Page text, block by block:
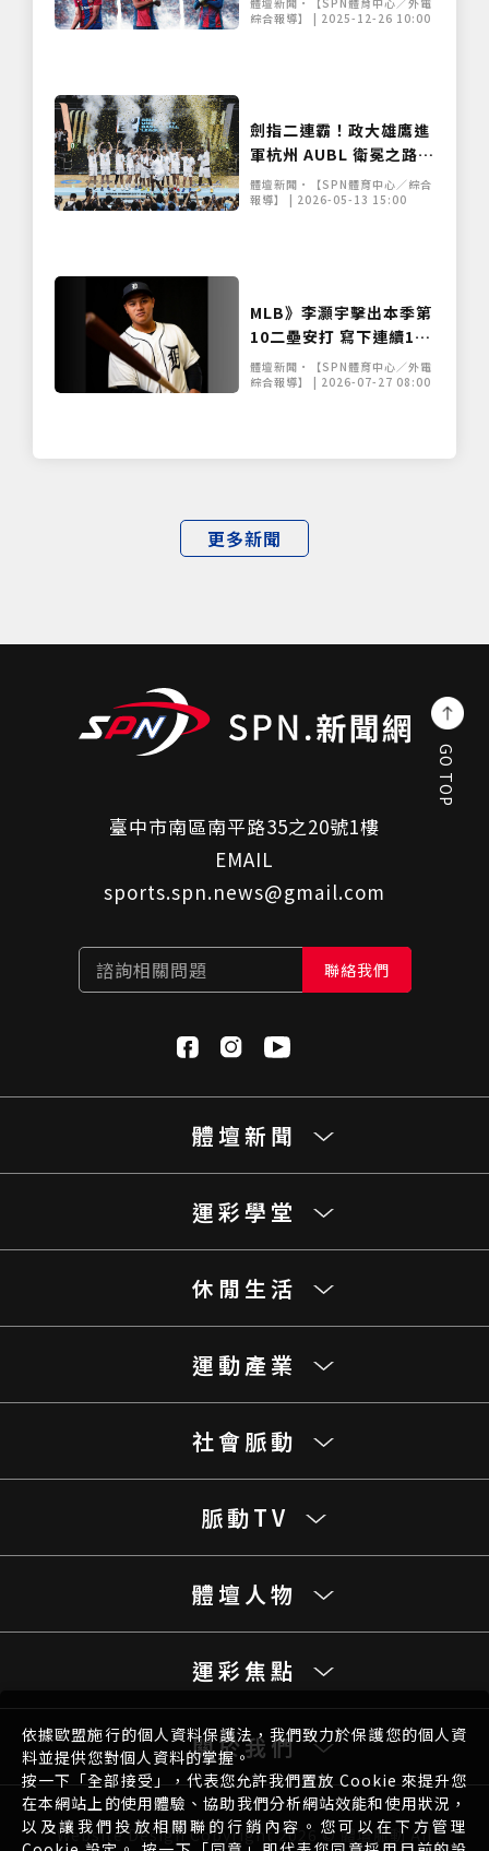
更多新聞
西班牙劍指 2026 世界盃
綜合報導】 | 2025-12-26 10:00
劍指二連霸！政大雄鷹進
軍杭州 AUBL 衛冕之路面
臨亞洲諸強挑戰
體壇新聞•【SPN體育中心／綜合
報導】 | 2026-05-13 15:00
MLB》李灝宇擊出本季第
10二壘安打 寫下連續11
場安打個人新紀錄
體壇新聞•【SPN體育中心／外電
綜合報導】 | 2026-07-27 08:00
臺中市南區南平路35之20號1樓
EMAIL
sports.spn.news@gmail.com
諮詢相關問題 聯絡我們
體壇新聞
運彩學堂
休閒生活
運動產業
社會脈動
脈動TV
體壇人物
運彩焦點
關於我們
Website DesignCopyright 2026 © 體壇脈動 All
GO TOP
依據歐盟施行的個人資料保護法，我們致力於保護您的個人資
料並提供您對個人資料的掌握。
按一下「全部接受」，代表您允許我們置放 Cookie 來提升您
在本網站上的使用體驗、協助我們分析網站效能和使用狀況，
以及讓我們投放相關聯的行銷內容。您可以在下方管理